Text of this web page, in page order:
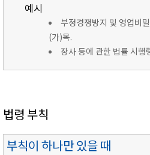
예시
부정경쟁방지 및 영업비
(가)목.
장사 등에 관한 법률 시행
법령 부칙
부칙이 하나만 있을 때